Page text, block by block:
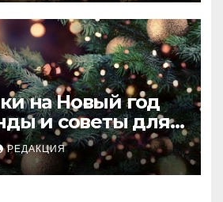
на Новый год
и советы для
праздника
РЕДАКЦИЯ